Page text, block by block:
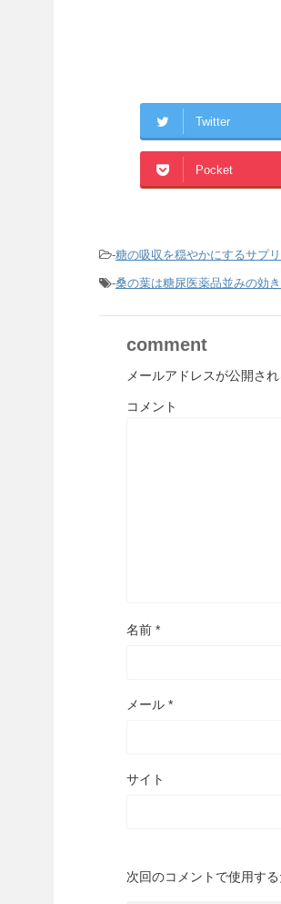
Twitter
Pocket
-糖の吸収を穏やかにするサプリ
-桑の葉は糖尿医薬品並みの効き
comment
メールアドレスが公開さ
コメント
名前 *
メール *
サイト
次回のコメントで使用す